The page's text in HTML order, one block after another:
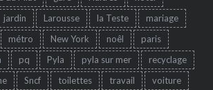
jardin Larousse la Teste
mariage
métro New York noêl
paris
pq Pyla pyla sur mer
recyclage
Sncf toilettes travail
voiture